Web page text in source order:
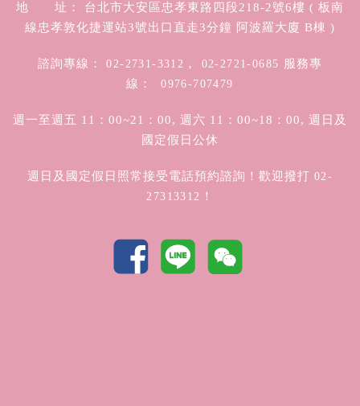
地 址： 台北市大安區忠孝東路四段218-2號6樓 ( 板南
線忠孝敦化捷運站3號出口直走3分鐘 阿波羅大廈 B棟 )
諮詢專線： 02-2731-3312 ， 02-2721-0685 服務專
線：
0976-707479
週一至週五 11：00~21：00, 週六 11：00~18：00, 週日及
國定假日公休
週日及國定假日照常接受電話預約諮詢！歡迎撥打 02-
27313312 ！